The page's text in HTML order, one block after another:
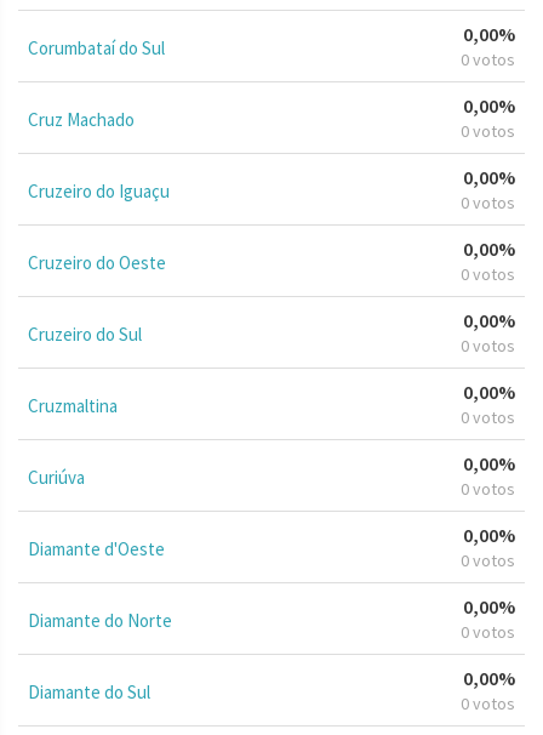
Corumbataí do Sul
0,00%
0 votos
Cruz Machado
0,00%
0 votos
Cruzeiro do Iguaçu
0,00%
0 votos
Cruzeiro do Oeste
0,00%
0 votos
Cruzeiro do Sul
0,00%
0 votos
Cruzmaltina
0,00%
0 votos
Curiúva
0,00%
0 votos
Diamante d'Oeste
0,00%
0 votos
Diamante do Norte
0,00%
0 votos
Diamante do Sul
0,00%
0 votos